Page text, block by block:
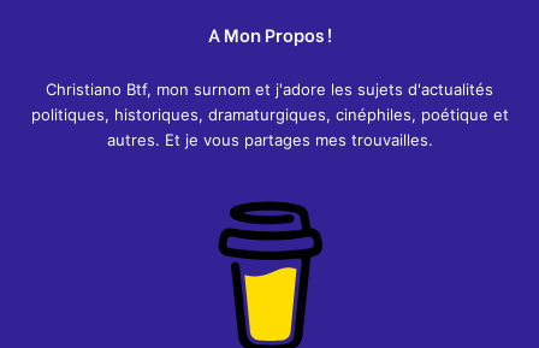
A Mon Propos !
Christiano Btf, mon surnom et j'adore les sujets d'actualités
politiques, historiques, dramaturgiques, cinéphiles, poétique et
autres. Et je vous partages mes trouvailles.